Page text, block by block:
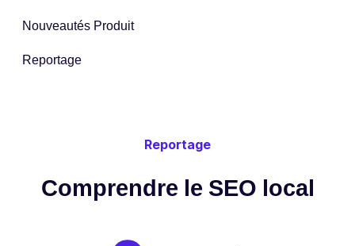
Nouveautés Produit
Reportage
Reportage
Comprendre le SEO local